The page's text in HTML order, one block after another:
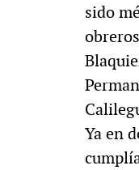
sido
Ya en